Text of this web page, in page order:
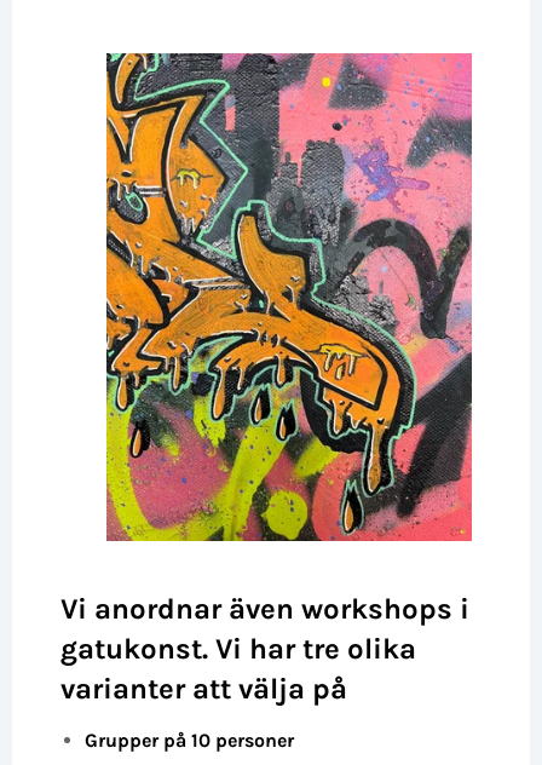
Vi anordnar även workshops i
gatukonst. Vi har tre olika
varianter att välja på
Grupper på 10 personer